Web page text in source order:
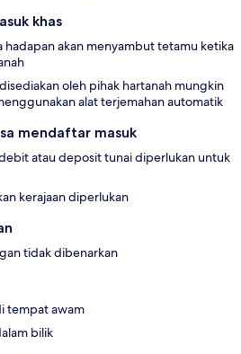
khas
hadapan akan menyambut tetamu ketika
oleh pihak hartanah mungkin
alat terjemahan automatik
mendaftar masuk
atau deposit tunai diperlukan untuk
kerajaan diperlukan
tidak dibenarkan
tempat awam
bilik